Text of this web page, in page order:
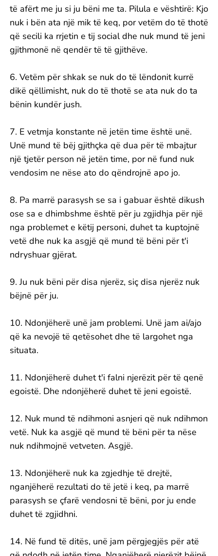
të afërt me ju si ju bëni me ta. Pilula e vështirë: Kjo
nuk i bën ata një mik të keq, por vetëm do të thotë
që secili ka rrjetin e tij social dhe nuk mund të jeni
gjithmonë në qendër të të gjithëve.
6. Vetëm për shkak se nuk do të lëndonit kurrë
dikë qëllimisht, nuk do të thotë se ata nuk do ta
bënin kundër jush.
7. E vetmja konstante në jetën time është unë.
Unë mund të bëj gjithçka që dua për të mbajtur
një tjetër person në jetën time, por në fund nuk
vendosim ne nëse ato do qëndrojnë apo jo.
8. Pa marrë parasysh se sa i gabuar është dikush
ose sa e dhimbshme është për ju zgjidhja për një
nga problemet e këtij personi, duhet ta kuptojnë
vetë dhe nuk ka asgjë që mund të bëni për t'i
ndryshuar gjërat.
9. Ju nuk bëni për disa njerëz, siç disa njerëz nuk
bëjnë për ju.
10. Ndonjëherë unë jam problemi. Unë jam ai/ajo
që ka nevojë të qetësohet dhe të largohet nga
situata.
11. Ndonjëherë duhet t'i falni njerëzit për të qenë
egoistë. Dhe ndonjëherë duhet të jeni egoistë.
12. Nuk mund të ndihmoni asnjeri që nuk ndihmon
vetë. Nuk ka asgjë që mund të bëni për ta nëse
nuk ndihmojnë vetveten. Asgjë.
13. Ndonjëherë nuk ka zgjedhje të drejtë,
nganjëherë rezultati do të jetë i keq, pa marrë
parasysh se çfarë vendosni të bëni, por ju ende
duhet të zgjidhni.
14. Në fund të ditës, unë jam përgjegjës për atë